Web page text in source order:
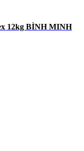
12kg BÌNH MINH